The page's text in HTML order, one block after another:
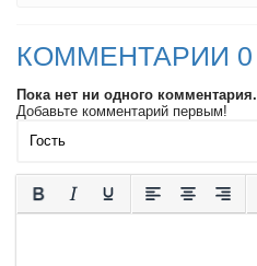
КОММЕНТАРИИ 0
Пока нет ни одного комментария.
Добавьте комментарий первым!